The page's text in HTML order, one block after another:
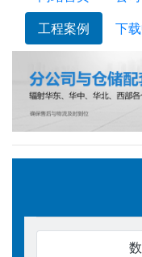
工程案例
下